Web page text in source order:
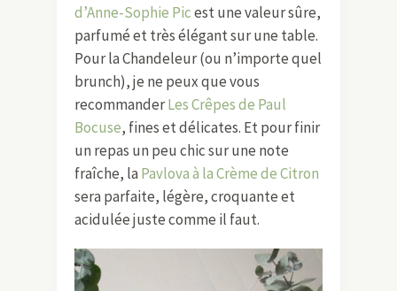
d’Anne-Sophie Picest une valeur sûre,
parfumé et très élégant sur une table.
Pour la Chandeleur (ou n’importe quel
brunch), je ne peux que vous
recommanderLes Crêpes de Paul
Bocuse, fines et délicates. Et pour finir
un repas un peu chic sur une note
fraîche, la Pavlova à la Crème de Citron
sera parfaite, légère, croquante et
acidulée juste comme il faut.